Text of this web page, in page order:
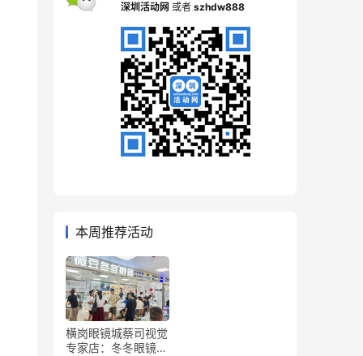
深圳活动网 或者 szhdw888
本周推荐活动
横岗眼镜城蔡司视觉
专家店：冬冬眼镜&